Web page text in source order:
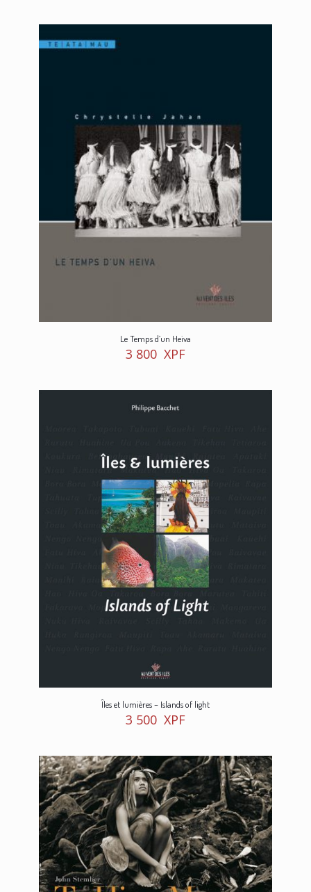
Le Temps d’un Heiva
3 800 XPF
Îles et lumières – Islands of light
3 500 XPF